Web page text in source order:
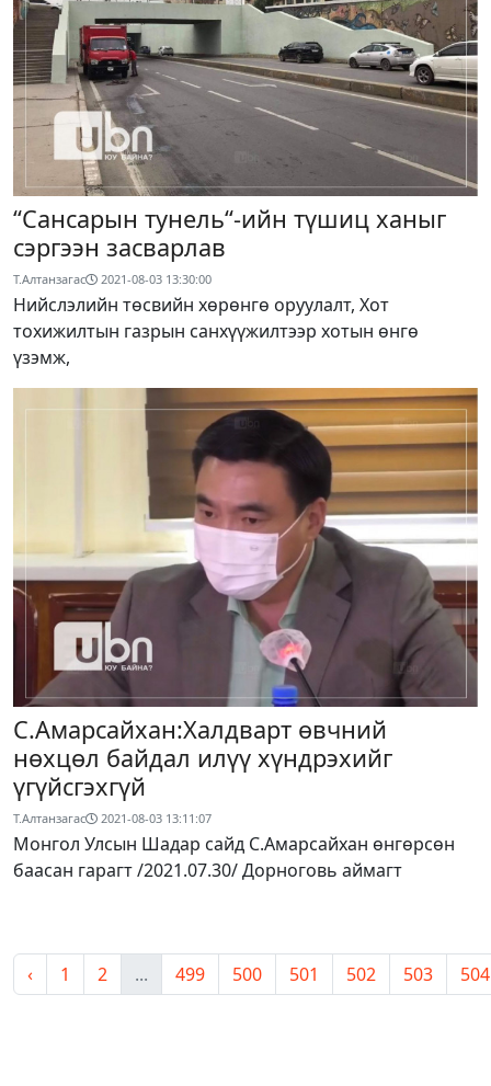
“Сансарын тунель“-ийн түшиц ханыг
сэргээн засварлав
Т.Алтанзагас 2021-08-03 13:30:00
Нийслэлийн төсвийн хөрөнгө оруулалт, Хот
тохижилтын газрын санхүүжилтээр хотын өнгө
үзэмж,
С.Амарсайхан:Халдварт өвчний
нөхцөл байдал илүү хүндрэхийг
үгүйсгэхгүй
Т.Алтанзагас 2021-08-03 13:11:07
Монгол Улсын Шадар сайд С.Амарсайхан өнгөрсөн
баасан гарагт /2021.07.30/ Дорноговь аймагт
‹ 1 2 ... 499 500 501 502 503 504